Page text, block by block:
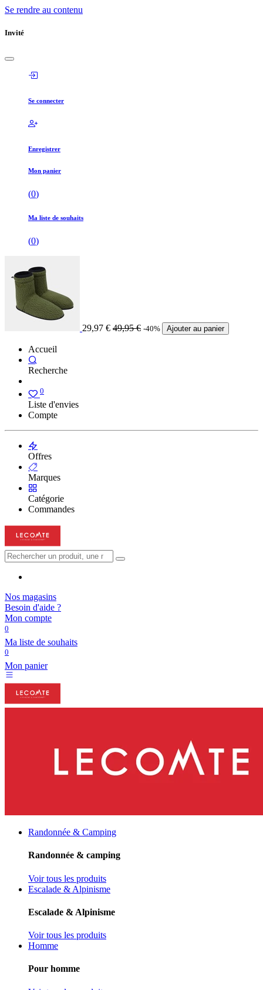
Se rendre au contenu
Invité
Se connecter
Enregistrer
Mon panier
(0)
Ma liste de souhaits
(0)
29,97 € 49,95€ -40% Ajouter au panier
Accueil
Recherche
0
Liste d'envies
Compte
Offres
Marques
Catégorie
Commandes
Nos magasins
Besoin d'aide ?
Mon compte
0
Ma liste de souhaits
0
Mon panier
Randonnée & Camping
Randonnée & camping
Voir tous les produits
Escalade & Alpinisme
Escalade & Alpinisme
Voir tous les produits
Homme
Pour homme